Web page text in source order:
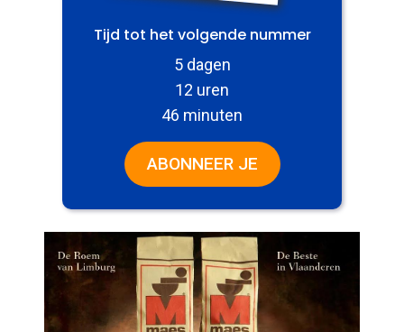
Tijd tot het volgende nummer
5 dagen
12 uren
46 minuten
ABONNEER JE